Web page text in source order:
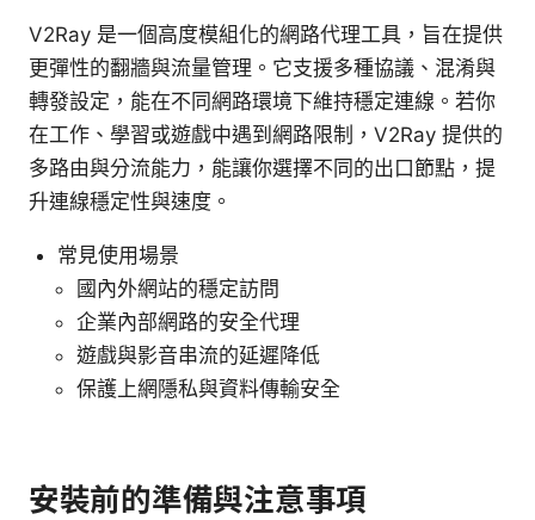
V2Ray 是一個高度模組化的網路代理工具，旨在提供
更彈性的翻牆與流量管理。它支援多種協議、混淆與
轉發設定，能在不同網路環境下維持穩定連線。若你
在工作、學習或遊戲中遇到網路限制，V2Ray 提供的
多路由與分流能力，能讓你選擇不同的出口節點，提
升連線穩定性與速度。
常見使用場景
國內外網站的穩定訪問
企業內部網路的安全代理
遊戲與影音串流的延遲降低
保護上網隱私與資料傳輸安全
安裝前的準備與注意事項